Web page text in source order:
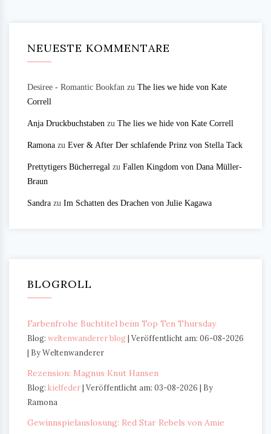
NEUESTE KOMMENTARE
Desiree - Romantic Bookfan zu The lies we hide von Kate
Correll
Anja Druckbuchstaben zu The lies we hide von Kate Correll
Ramona zu Ever & After Der schlafende Prinz von Stella Tack
Prettytigers Bücherregal zu Fallen Kingdom von Dana Müller-
Braun
Sandra zu Im Schatten des Drachen von Julie Kagawa
BLOGROLL
Farbenfrohe Buchtitel beim Top Ten Thursday
Blog: weltenwanderer blog Veröffentlicht am: 06-08-2026
By Weltenwanderer
Rezension: Magnus Knut Hansen
Blog: kielfeder Veröffentlicht am: 03-08-2026
By
Ramona
Gewinnspielauslosung: Red Star Rebels von Amie